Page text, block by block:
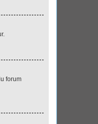
forum